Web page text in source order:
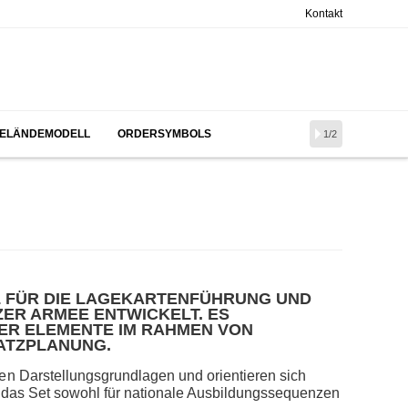
Kontakt
ORDERSYMBOLS 1/2
DIE LAGEKARTENFÜHRUNG UND
ARMEE ENTWICKELT. ES
ELEMENTE IM RAHMEN VON
Darstellungsgrundlagen und orientieren sich
Set sowohl für nationale Ausbildungssequenzen